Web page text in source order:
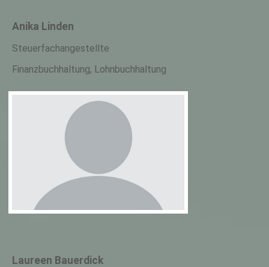
Anika Linden
Steuerfachangestellte
Finanzbuchhaltung, Lohnbuchhaltung
Laureen Bauerdick